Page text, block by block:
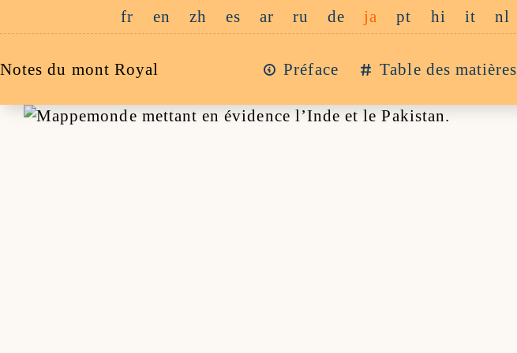
au
fr en zh es ar ru de ja pt hi it nl
Notes du mont Royal Préface Table des matières